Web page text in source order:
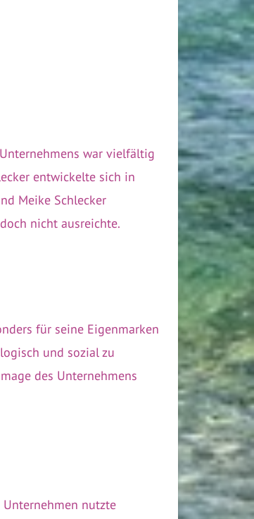
war vielfältig
entwickelte sich in
Meike Schlecker
nicht ausreichte.
für seine Eigenmarken
und sozial zu
des Unternehmens
nutzte